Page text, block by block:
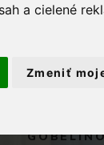
a cielené
Zmeniť